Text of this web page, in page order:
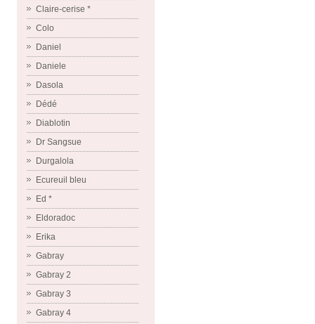
Claire-cerise *
Colo
Daniel
Daniele
Dasola
Dédé
Diablotin
Dr Sangsue
Durgalola
Ecureuil bleu
Ed *
Eldoradoc
Erika
Gabray
Gabray 2
Gabray 3
Gabray 4